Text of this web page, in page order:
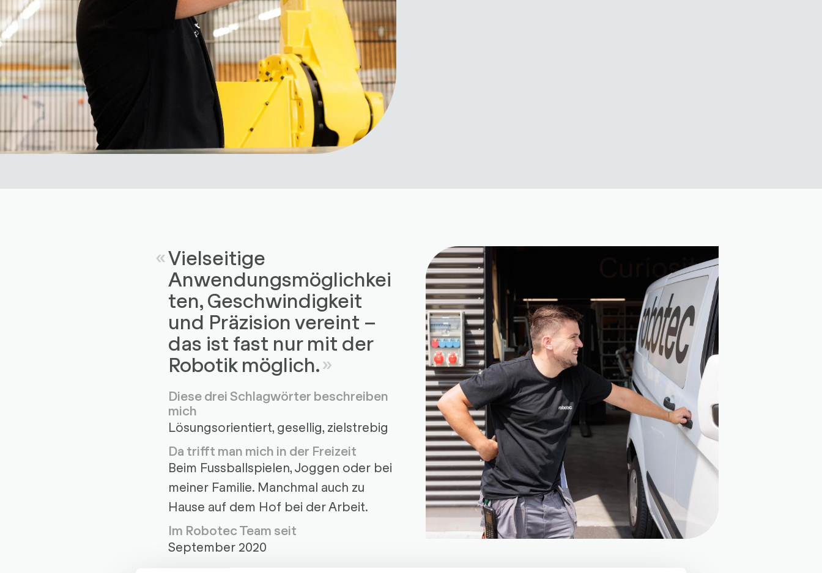
Vielseitige
Anwendungsmöglichkei
ten, Geschwindigkeit
und Präzision vereint –
das ist fast nur mit der
Robotik möglich.
Diese drei Schlagwörter beschreiben
mich
Lösungsorientiert, gesellig, zielstrebig
Da trifft man mich in der Freizeit
Beim Fussballspielen, Joggen oder bei
meiner Familie. Manchmal auch zu
Hause auf dem Hof bei der Arbeit.
Im Robotec Team seit
September 2020